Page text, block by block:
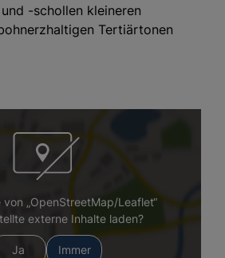
-schollen kleineren
Tertiärtonen
„OpenStreetMap/Leaflet“
externe Inhalte laden?
Ja Immer